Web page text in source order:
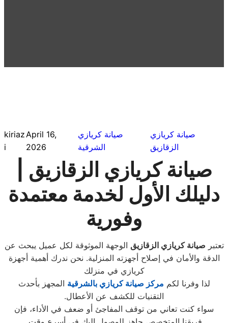
kiriaz
i
April 16,
2026
صيانة كريازي
الشرقية
صيانة كريازي
الزقازيق
صيانة كريازي الزقازيق |
دليلك الأول لخدمة معتمدة
وفورية
تعتبر صيانة كريازي الزقازيق الوجهة الموثوقة لكل عميل يبحث عن
الدقة والأمان في إصلاح أجهزته المنزلية. نحن ندرك أهمية أجهزة
كريازي في منزلك
لذا وفرنا لكم مركز صيانة كريازي بالشرقية المجهز بأحدث
التقنيات للكشف عن الأعطال.
سواء كنت تعاني من توقف المفاجئ أو ضعف في الأداء، فإن